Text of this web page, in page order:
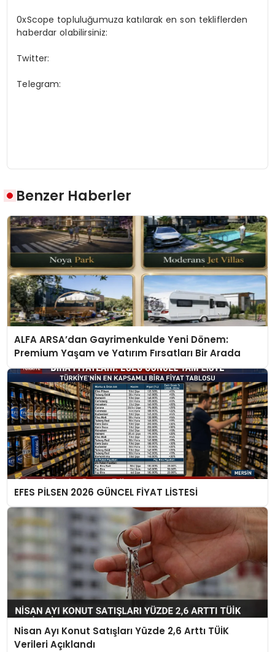
0xScope topluluğumuza katılarak en son tekliflerden
haberdar olabilirsiniz:
Twitter:
Telegram:
Benzer Haberler
ALFA ARSA’dan Gayrimenkulde Yeni Dönem:
Premium Yaşam ve Yatırım Fırsatları Bir Arada
EFES PİLSEN 2026 GÜNCEL FİYAT LİSTESİ
Nisan Ayı Konut Satışları Yüzde 2,6 Arttı TÜİK
Verileri Açıklandı